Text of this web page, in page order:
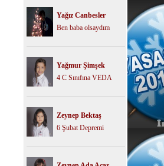
Yağız Canbesler
Ben baba olsaydım
Yağmur Şimşek
4 C Sınıfına VEDA
Zeynep Bektaş
6 Şubat Depremi